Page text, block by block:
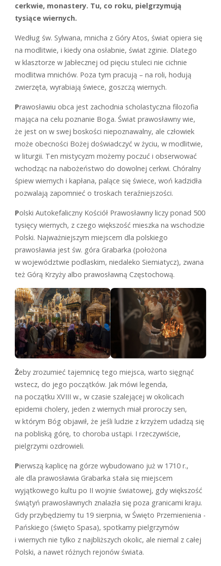
cerkwie, monastery. Tu, co roku, pielgrzymują
tysiące wiernych.
Według św. Sylwana, mnicha z Góry Atos, świat opiera się
na modlitwie, i kiedy ona osłabnie, świat zginie. Dlatego
w klasztorze w Jabłecznej od pięciu stuleci nie cichnie
modlitwa mnichów. Poza tym pracują – na roli, hodują
zwierzęta, wyrabiają świece, goszczą wiernych.
Prawosławiu obca jest zachodnia scholastyczna filozofia
mająca na celu poznanie Boga. Świat prawosławny wie,
że jest on w swej boskości niepoznawalny, ale człowiek
może obecności Bożej doświadczyć w życiu, w modlitwie,
w liturgii. Ten mistycyzm możemy poczuć i obserwować
wchodząc na nabożeństwo do dowolnej cerkwi. Chóralny
śpiew wiernych i kapłana, palące się świece, woń kadzidła
pozwalają zapomnieć o troskach teraźniejszości.
Polski Autokefaliczny Kościół Prawosławny liczy ponad 500
tysięcy wiernych, z czego większość mieszka na wschodzie
Polski. Najważniejszym miejscem dla polskiego
prawosławia jest św. góra Grabarka (położona
w województwie podlaskim, niedaleko Siemiatycz), zwana
też Górą Krzyży albo prawosławną Częstochową.
Żeby zrozumieć tajemnicę tego miejsca, warto sięgnąć
wstecz, do jego początków. Jak mówi legenda,
na początku XVIII w., w czasie szalejącej w okolicach
epidemii cholery, jeden z wiernych miał proroczy sen,
w którym Bóg objawił, że jeśli ludzie z krzyżem udadzą się
na pobliską górę, to choroba ustąpi. I rzeczywiście,
pielgrzymi ozdrowieli.
Pierwszą kaplicę na górze wybudowano już w 1710 r.,
ale dla prawosławia Grabarka stała się miejscem
wyjątkowego kultu po II wojnie światowej, gdy większość
świątyń prawosławnych znalazła się poza granicami kraju.
Gdy przybędziemy tu 19 sierpnia, w Święto Przemienienia ­
Pańskiego (święto Spasa), spotkamy pielgrzymów
i wiernych nie tylko z najbliższych okolic, ale niemal z całej
Polski, a nawet różnych rejonów świata.